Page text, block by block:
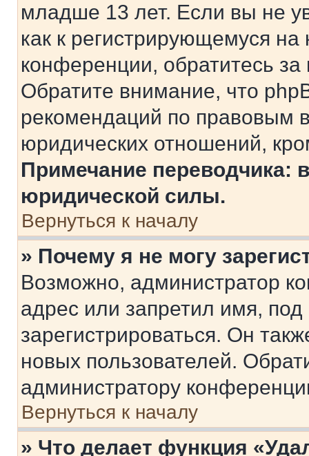
младше 13 лет. Если вы не
как к регистрирующемуся
конференции, обратитесь
Обратите внимание, что
рекомендаций по правовым
юридических отношений,
Примечание переводчика:
юридической силы.
Вернуться к началу
» Почему я не могу
Возможно, администратор
адрес или запретил имя,
зарегистрироваться. Он
новых пользователей.
администратору
Вернуться к началу
» Что делает функция